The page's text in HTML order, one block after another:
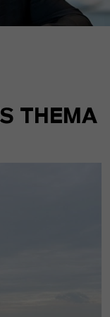
THEMA